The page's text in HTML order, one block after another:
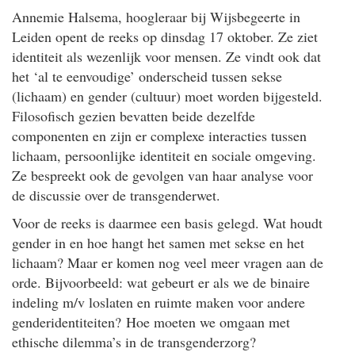
Annemie Halsema, hoogleraar bij Wijsbegeerte in
Leiden opent de reeks op dinsdag 17 oktober. Ze ziet
identiteit als wezenlijk voor mensen. Ze vindt ook dat
het ‘al te eenvoudige’ onderscheid tussen sekse
(lichaam) en gender (cultuur) moet worden bijgesteld.
Filosofisch gezien bevatten beide dezelfde
componenten en zijn er complexe interacties tussen
lichaam, persoonlijke identiteit en sociale omgeving.
Ze bespreekt ook de gevolgen van haar analyse voor
de discussie over de transgenderwet.
Voor de reeks is daarmee een basis gelegd. Wat houdt
gender in en hoe hangt het samen met sekse en het
lichaam? Maar er komen nog veel meer vragen aan de
orde. Bijvoorbeeld: wat gebeurt er als we de binaire
indeling m/v loslaten en ruimte maken voor andere
genderidentiteiten? Hoe moeten we omgaan met
ethische dilemma’s in de transgenderzorg?